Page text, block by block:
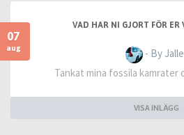
07
aug
VAD HAR NI GJORT FÖR ER
- By
Tankat mina fossila
VISA INLÄGG